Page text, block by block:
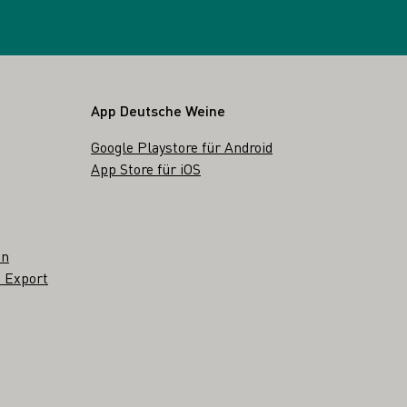
Export
App Deutsche Weine
Google Playstore für Android
App Store für iOS